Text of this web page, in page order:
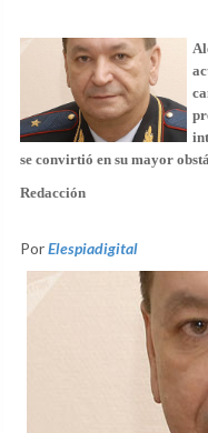
se convirtió en su mayor
Redacción
PorElespiadigital